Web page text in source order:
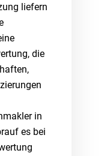
liefern
die
in
es bei